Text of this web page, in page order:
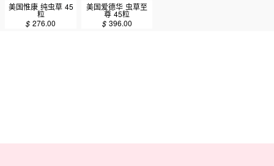
美国惟康 纯虫草 45
粒
$276.00
美国爱德华 虫草至
尊 45粒
$ 396.00